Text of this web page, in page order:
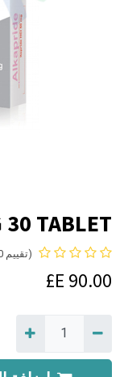
TABLET--
(تقييم 0 )
90.00